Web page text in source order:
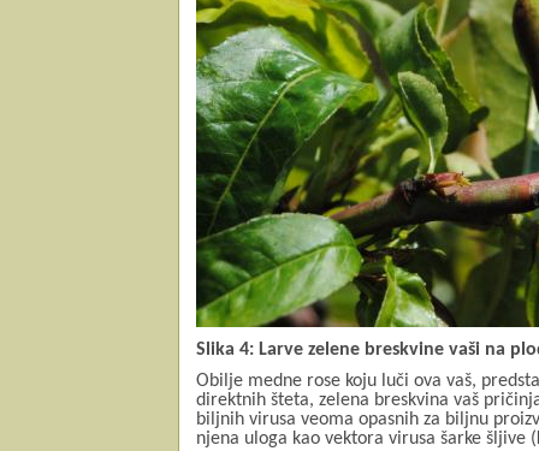
Slika 4: Larve zelene breskvine vaši na
Obilje medne rose koju luči ova vaš,
direktnih šteta, zelena breskvina vaš
biljnih virusa veoma opasnih za biljnu
njena uloga kao vektora virusa šarke šljive (